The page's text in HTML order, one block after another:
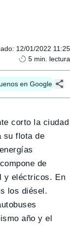
: 12/01/2022 11:25
5 min. lectura
en Google
corto la ciudad
su flota de
de
y eléctricos. En
los diésel.
año y el